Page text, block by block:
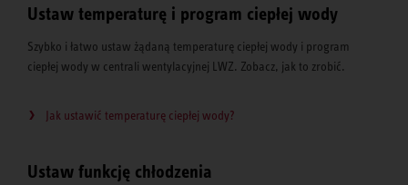
Ustaw temperaturę i program ciepłej wody
Szybko i łatwo ustaw żądaną temperaturę ciepłej wody i program
ciepłej wody w centrali wentylacyjnej LWZ. Zobacz, jak to zrobić.
Jak ustawić temperaturę ciepłej wody?
Ustaw funkcję chłodzenia